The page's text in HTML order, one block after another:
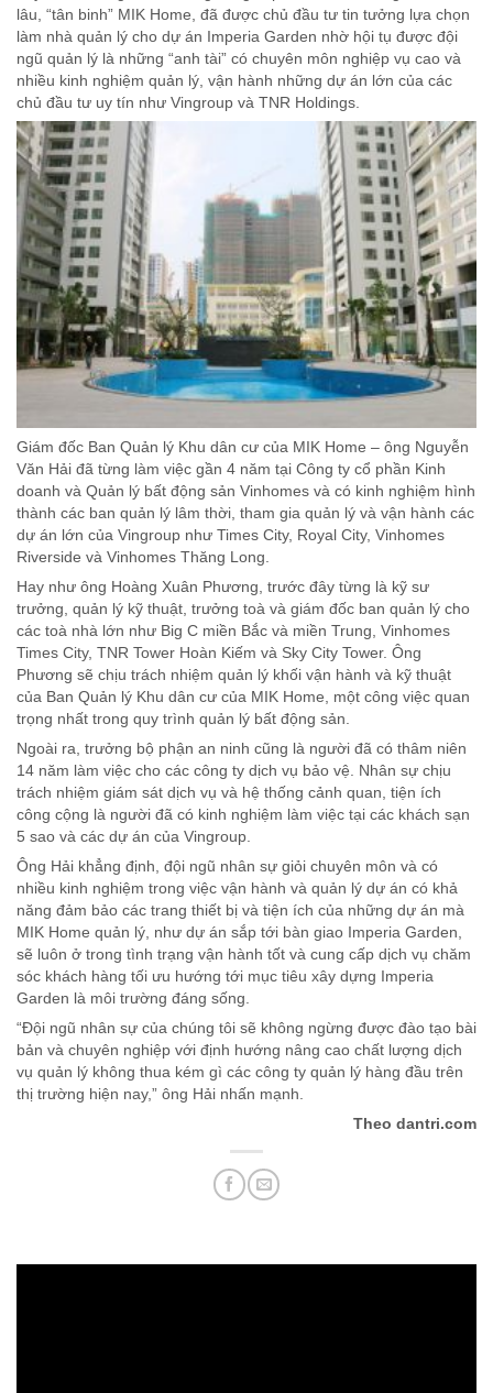
lâu, “tân binh” MIK Home, đã được chủ đầu tư tin tưởng lựa chọn
làm nhà quản lý cho dự án Imperia Garden nhờ hội tụ được đội
ngũ quản lý là những “anh tài” có chuyên môn nghiệp vụ cao và
nhiều kinh nghiệm quản lý, vận hành những dự án lớn của các
chủ đầu tư uy tín như Vingroup và TNR Holdings.
Giám đốc Ban Quản lý Khu dân cư của MIK Home – ông Nguyễn
Văn Hải đã từng làm việc gần 4 năm tại Công ty cổ phần Kinh
doanh và Quản lý bất động sản Vinhomes và có kinh nghiệm hình
thành các ban quản lý lâm thời, tham gia quản lý và vận hành các
dự án lớn của Vingroup như Times City, Royal City, Vinhomes
Riverside và Vinhomes Thăng Long.
Hay như ông Hoàng Xuân Phương, trước đây từng là kỹ sư
trưởng, quản lý kỹ thuật, trưởng toà và giám đốc ban quản lý cho
các toà nhà lớn như Big C miền Bắc và miền Trung, Vinhomes
Times City, TNR Tower Hoàn Kiếm và Sky City Tower. Ông
Phương sẽ chịu trách nhiệm quản lý khối vận hành và kỹ thuật
của Ban Quản lý Khu dân cư của MIK Home, một công việc quan
trọng nhất trong quy trình quản lý bất động sản.
Ngoài ra, trưởng bộ phận an ninh cũng là người đã có thâm niên
14 năm làm việc cho các công ty dịch vụ bảo vệ. Nhân sự chịu
trách nhiệm giám sát dịch vụ và hệ thống cảnh quan, tiện ích
công cộng là người đã có kinh nghiệm làm việc tại các khách sạn
5 sao và các dự án của Vingroup.
Ông Hải khẳng định, đội ngũ nhân sự giỏi chuyên môn và có
nhiều kinh nghiệm trong việc vận hành và quản lý dự án có khả
năng đảm bảo các trang thiết bị và tiện ích của những dự án mà
MIK Home quản lý, như dự án sắp tới bàn giao Imperia Garden,
sẽ luôn ở trong tình trạng vận hành tốt và cung cấp dịch vụ chăm
sóc khách hàng tối ưu hướng tới mục tiêu xây dựng Imperia
Garden là môi trường đáng sống.
“Đội ngũ nhân sự của chúng tôi sẽ không ngừng được đào tạo bài
bản và chuyên nghiệp với định hướng nâng cao chất lượng dịch
vụ quản lý không thua kém gì các công ty quản lý hàng đầu trên
thị trường hiện nay,” ông Hải nhấn mạnh.
Theo dantri.com